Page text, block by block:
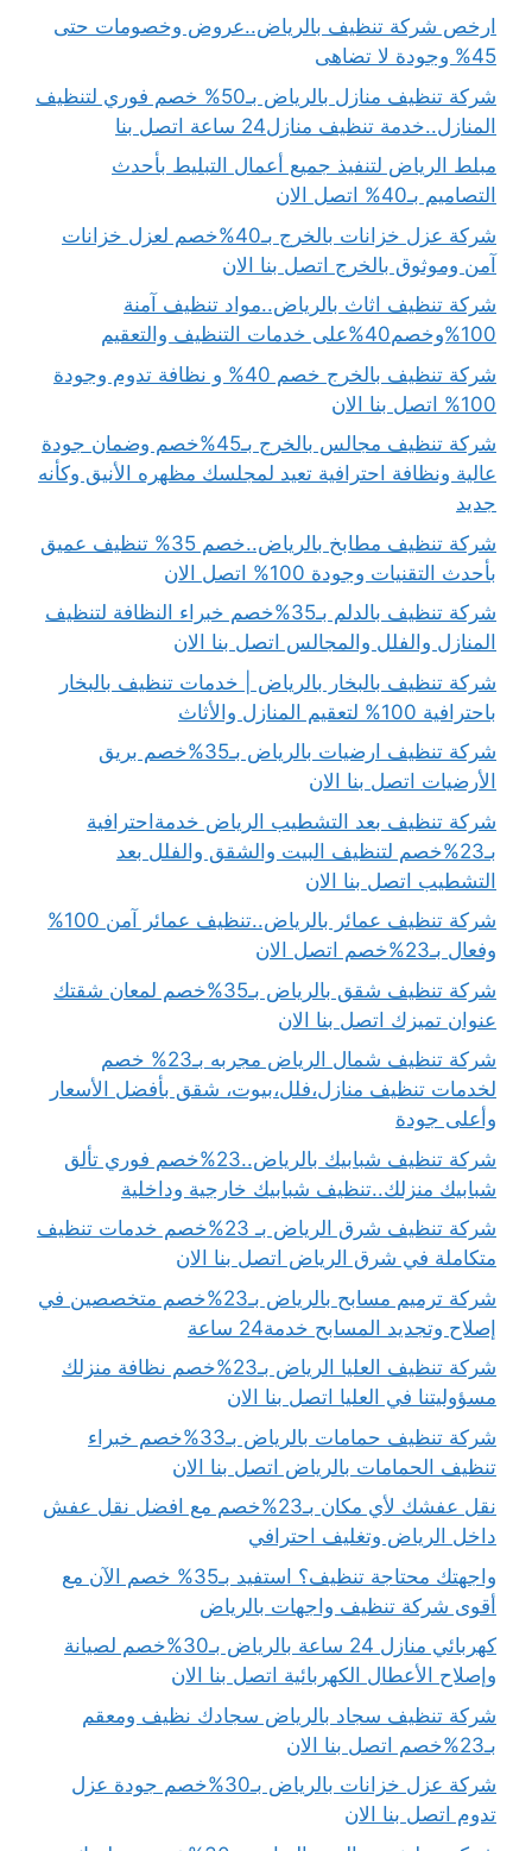
ارخص شركة تنظيف بالرياض..عروض وخصومات حتى
45% وجودة لا تضاهى
شركة تنظيف منازل بالرياض بـ50% خصم فوري لتنظيف
المنازل..خدمة تنظيف منازل24 ساعة اتصل بنا
مبلط الرياض لتنفيذ جميع أعمال التبليط بأحدث
التصاميم بـ40% اتصل الان
شركة عزل خزانات بالخرج بـ40%خصم لعزل خزانات
آمن وموثوق بالخرج اتصل بنا الان
شركة تنظيف اثاث بالرياض..مواد تنظيف آمنة
100%وخصم40%على خدمات التنظيف والتعقيم
شركة تنظيف بالخرج خصم 40% و نظافة تدوم وجودة
100% اتصل بنا الان
شركة تنظيف مجالس بالخرج بـ45%خصم وضمان جودة
عالية ونظافة احترافية تعيد لمجلسك مظهره الأنيق وكأنه
جديد
شركة تنظيف مطابخ بالرياض..خصم 35% تنظيف عميق
بأحدث التقنيات وجودة 100% اتصل الان
شركة تنظيف بالدلم بـ35%خصم خبراء النظافة لتنظيف
المنازل والفلل والمجالس اتصل بنا الان
شركة تنظيف بالبخار بالرياض | خدمات تنظيف بالبخار
باحترافية 100% لتعقيم المنازل والأثاث
شركة تنظيف ارضيات بالرياض بـ35%خصم بريق
الأرضيات اتصل بنا الان
شركة تنظيف بعد التشطيب الرياض خدمةاحترافية
بـ23%خصم لتنظيف البيت والشقق والفلل بعد
التشطيب اتصل بنا الان
شركة تنظيف عمائر بالرياض..تنظيف عمائر آمن 100%
وفعال بـ23%خصم اتصل الان
شركة تنظيف شقق بالرياض بـ35%خصم لمعان شقتك
عنوان تميزك اتصل بنا الان
شركة تنظيف شمال الرياض مجربه بـ23% خصم
لخدمات تنظيف منازل،فلل،بيوت، شقق بأفضل الأسعار
وأعلى جودة
شركة تنظيف شبابيك بالرياض..23%خصم فوري تألق
شبابيك منزلك..تنظيف شبابيك خارجية وداخلية
شركة تنظيف شرق الرياض بـ 23%خصم خدمات تنظيف
متكاملة في شرق الرياض اتصل بنا الان
شركة ترميم مسابح بالرياض بـ23%خصم متخصصين في
إصلاح وتجديد المسابح خدمة24 ساعة
شركة تنظيف العليا الرياض بـ23%خصم نظافة منزلك
مسؤوليتنا في العليا اتصل بنا الان
شركة تنظيف حمامات بالرياض بـ33%خصم خبراء
تنظيف الحمامات بالرياض اتصل بنا الان
نقل عفشك لأي مكان بـ23%خصم مع افضل نقل عفش
داخل الرياض وتغليف احترافي
واجهتك محتاجة تنظيف؟ استفيد بـ35% خصم الآن مع
أقوى شركة تنظيف واجهات بالرياض
كهربائي منازل 24 ساعة بالرياض بـ30%خصم لصيانة
وإصلاح الأعطال الكهربائية اتصل بنا الان
شركة تنظيف سجاد بالرياض سجادك نظيف ومعقم
بـ23%خصم اتصل بنا الان
شركة عزل خزانات بالرياض بـ30%خصم جودة عزل
تدوم اتصل بنا الان